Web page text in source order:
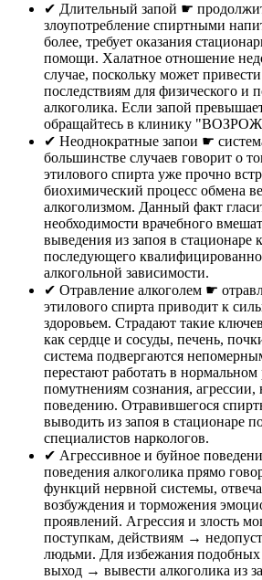
✔︎ Длительный запой ☛
злоупотребление спиртными
более, требует оказания
помощи. Халатное отношение
случае, поскольку может
последствиям для физического и
алкоголика. Если запой
обращайтесь в клинику
✔︎ Неоднократные запои ☛
большинстве случаев говорит о
этилового спирта уже прочно
биохимический процесс обмена
алкоголизмом. Данный факт
необходимости врачебного
выведения из запоя в стационаре
последующего
алкогольной зависимости.
✔︎ Отравление алкоголем ☛
этилового спирта приводит к
здоровьем. Страдают такие
как сердце и сосуды, печень,
система подвергаются
перестают работать в
помутнениям сознания, агрессии,
поведению. Отравившегося
выводить из запоя в стационаре
специалистов наркологов.
✔︎ Агрессивное и буйное
поведения алкоголика прямо
функций нервной системы,
возбуждения и торможения
проявлений. Агрессия и злость
поступкам, действиям →
людьми. Для избежания
выход → вывести алкоголика из